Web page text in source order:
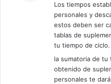
Los tiempos
personales y
estos deben ser
tablas de
tu tiempo de ciclo.
la sumatoria de tu
obtenido de
personales te